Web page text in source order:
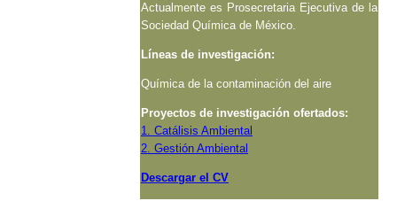
Actualmente es Prosecretaria Ejecutiva de la
Sociedad Química de México.
Líneas de investigación:
Química de la contaminación del aire
Proyectos de investigación ofertados:
1. Catálisis Ambiental
2. Gestión Ambiental
Descargar el CV